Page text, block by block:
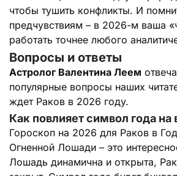
чтобы тушить конфликты. И
предчувствиям – в 2026-м ваша
работать точнее любого
Вопросы и ответы
Астролог Валентина Леем
популярные вопросы наших
ждет Раков в 2026 году.
Как повлияет символ года на
Гороскоп на 2026 для Раков в
Огненной Лошади – это
Лошадь динамична и открыта,